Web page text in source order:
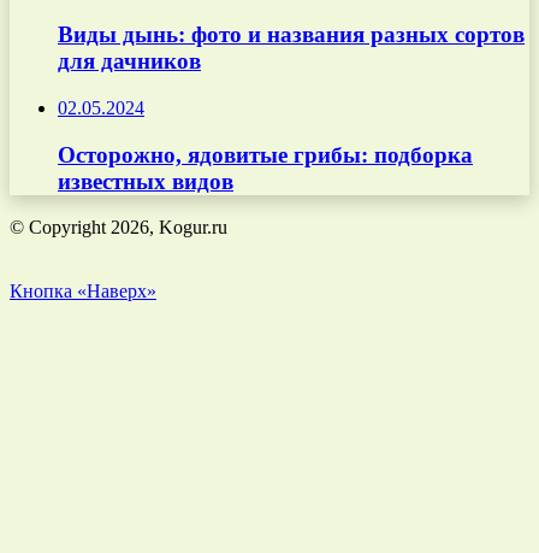
Виды дынь: фото и названия разных сортов
для дачников
02.05.2024
Осторожно, ядовитые грибы: подборка
известных видов
© Copyright 2026, Kogur.ru
Кнопка «Наверх»